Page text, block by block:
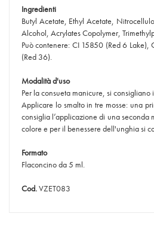
Ingredienti
Butyl Acetate, Ethyl Acetate,
Alcohol, Acrylates Copolymer,
Può contenere: CI 15850 (Red 6
(Red 36).
Modalità d'uso
Per la consueta manicure, si
Applicare lo smalto in tre mosse: una
consiglia l’applicazione di una
colore e per il benessere dell'unghia si
Formato
Flaconcino da 5 ml.
Cod.VZET083